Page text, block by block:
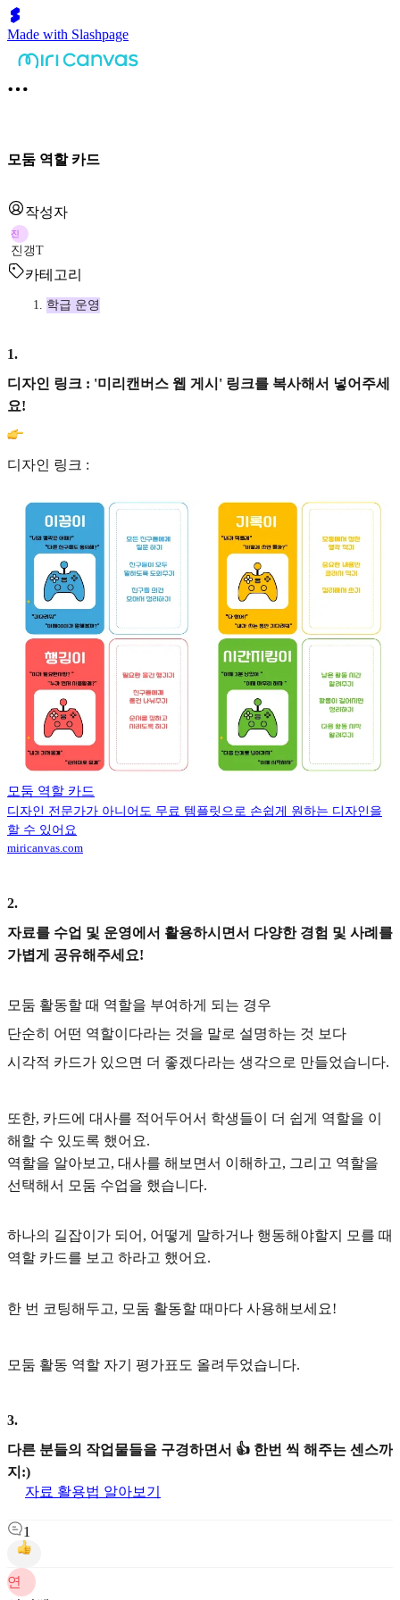
Made with Slashpage
모둠 역할 카드
작성자
진
진갱T
카테고리
학급 운영
1.
디자인 링크 : '미리캔버스 웹 게시' 링크를 복사해서 넣어주세
요!
디자인 링크 :
모둠 역할 카드
디자인 전문가가 아니어도 무료 템플릿으로 손쉽게 원하는 디자인을
할 수 있어요
miricanvas.com
2.
자료를 수업 및 운영에서 활용하시면서 다양한 경험 및 사례를
가볍게 공유해주세요!
모둠 활동할 때 역할을 부여하게 되는 경우
단순히 어떤 역할이다라는 것을 말로 설명하는 것 보다
시각적 카드가 있으면 더 좋겠다라는 생각으로 만들었습니다.
또한, 카드에 대사를 적어두어서 학생들이 더 쉽게 역할을 이
해할 수 있도록 했어요.
역할을 알아보고, 대사를 해보면서 이해하고, 그리고 역할을
선택해서 모둠 수업을 했습니다.
하나의 길잡이가 되어, 어떻게 말하거나 행동해야할지 모를 때
역할 카드를 보고 하라고 했어요.
한 번 코팅해두고, 모둠 활동할 때마다 사용해보세요!
모둠 활동 역할 자기 평가표도 올려두었습니다.
3.
다른 분들의 작업물들을 구경하면서 👍 한번 씩 해주는 센스까
지:)
자료 활용법 알아보기
1
연